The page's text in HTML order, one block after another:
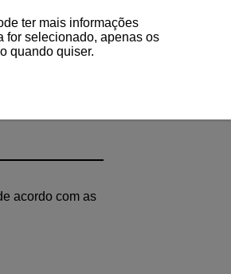
acordo com as
ter mais informações
for selecionado, apenas os
quando quiser.